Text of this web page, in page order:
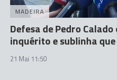
MADEIRA
Defesa de Pedro
inquérito e sublinha
21 Mai 11:50